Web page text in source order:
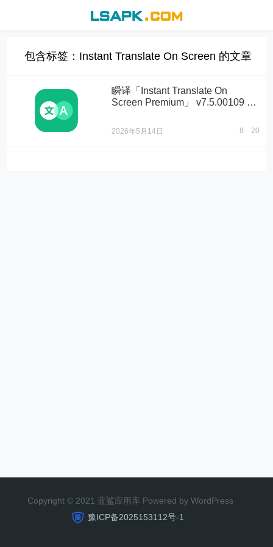
包含标签：Instant Translate On Screen 的文章
瞬译「Instant Translate On
Screen Premium」 v7.5.00109 破
2026年5月14日 8 20
Copyright © 2021 蓝鲨应用库 Powered by WordPress
豫ICP备2025153112号-1